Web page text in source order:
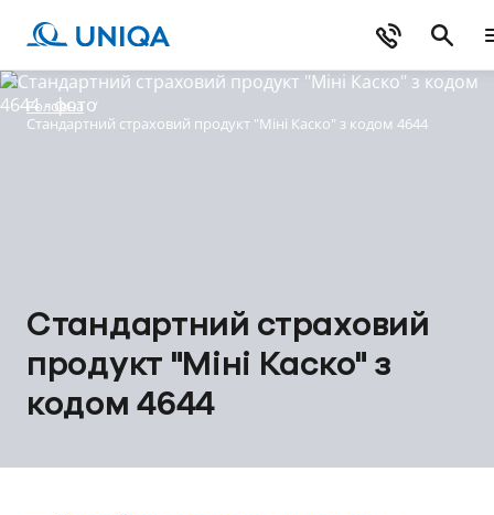
Головна /
Стандартний страховий продукт "Міні Каско" з кодом 4644
Стандартний страховий
продукт "Міні Каско" з
кодом 4644